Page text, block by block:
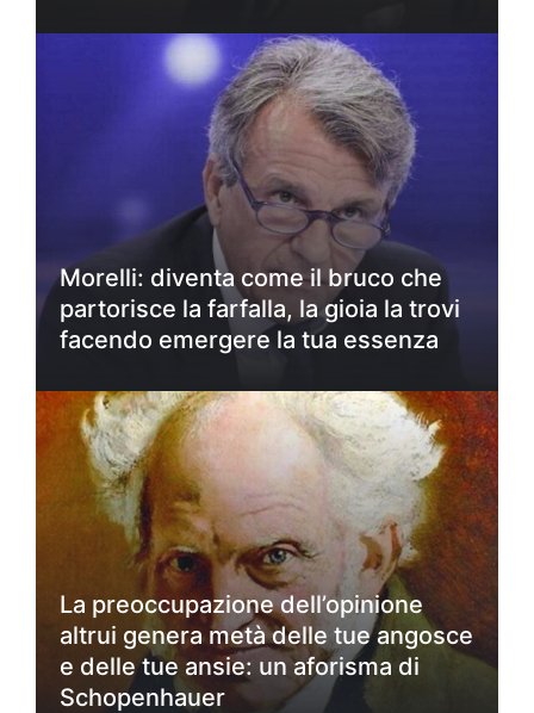
Morelli: diventa come il bruco che
partorisce la farfalla, la gioia la trovi
facendo emergere la tua essenza
La preoccupazione dell’opinione
altrui genera metà delle tue angosce
e delle tue ansie: un aforisma di
Schopenhauer